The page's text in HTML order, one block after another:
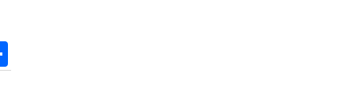
h